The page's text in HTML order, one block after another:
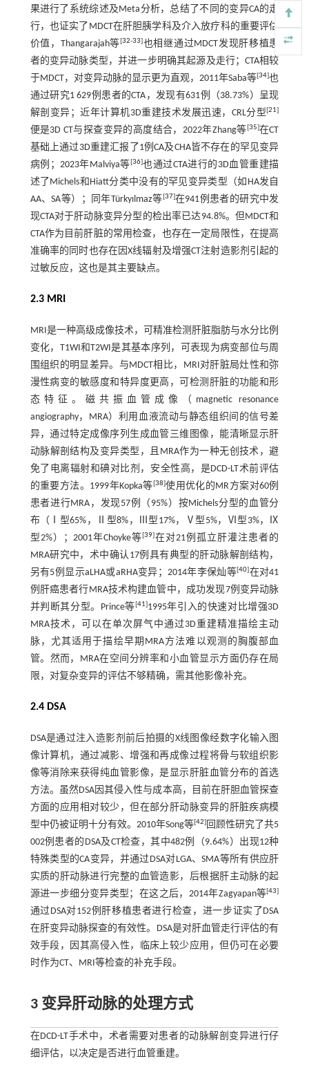
果进行了系统综述及Meta分析，总结了不同的变异CA的走
行，也证实了MDCT在肝胆胰学科及介入放疗科的重要评估
价值，Thangarajah等[32-33]也相继通过MDCT发现肝移植患
者的变异动脉类型，并进一步明确其起源及走行；CTA相较
于MDCT，对变异动脉的显示更为直观，2011年Saba等[34]也
通过研究1 629例患者的CTA，发现有631例（38.73%）呈现
解剖变异；近年计算机3D重建技术发展迅速，CRL分型[21]
便是3D CT与探查变异的高度结合，2022年Zhang等[35]在CT
基础上通过3D重建汇报了1例CA及CHA皆不存在的罕见变异
病例；2023年Malviya等[36]也通过CTA进行的3D血管重建描
述了Michels和Hiatt分类中没有的罕见变异类型（如HA发自
AA、SA等）；同年Türkyılmaz等[37]在941例患者的研究中发
现CTA对于肝动脉变异分型的检出率已达94.8%。但MDCT和
CTA作为目前肝脏的常用检查，也存在一定局限性，在提高
准确率的同时也存在因X线辐射及增强CT注射造影剂引起的
过敏反应，这也是其主要缺点。
2.3 MRI
MRI是一种高级成像技术，可精准检测肝脏脂肪与水分比例
变化，T1WI和T2WI是其基本序列，可表现为病变部位与周
围组织的明显差异。与MDCT相比，MRI对肝脏局灶性和弥
漫性病变的敏感度和特异度更高，可检测肝脏的功能和形
态特征。磁共振血管成像（magnetic resonance
angiography，MRA）利用血液流动与静态组织间的信号差
异，通过特定成像序列生成血管三维图像，能清晰显示肝
动脉解剖结构及变异类型，且MRA作为一种无创技术，避
免了电离辐射和碘对比剂，安全性高，是DCD-LT术前评估
的重要方法。1999年Kopka等[38]使用优化的MR方案对60例
患者进行MRA，发现57例（95%）按Michels分型的血管分
布（Ⅰ型65%，Ⅱ型8%，Ⅲ型17%，Ⅴ型5%，Ⅵ型3%，Ⅸ
型2%）；2001年Choyke等[39]在对21例孤立肝灌注患者的
MRA研究中，术中确认17例具有典型的肝动脉解剖结构，
另有5例显示aLHA或aRHA变异；2014年李保灿等[40]在对41
例肝癌患者行MRA技术构建血管中，成功发现7例变异动脉
并判断其分型。Prince等[41]1995年引入的快速对比增强3D
MRA技术，可以在单次屏气中通过3D重建精准描绘主动
脉，尤其适用于描绘早期MRA方法难以观测的胸腹部血
管。然而，MRA在空间分辨率和小血管显示方面仍存在局
限，对复杂变异的评估不够精确，需其他影像补充。
2.4 DSA
DSA是通过注入造影剂前后拍摄的X线图像经数字化输入图
像计算机，通过减影、增强和再成像过程将骨与软组织影
像等消除来获得纯血管影像，是显示肝脏血管分布的首选
方法。虽然DSA因其侵入性与成本高，目前在肝胆血管探查
方面的应用相对较少，但在部分肝动脉变异的肝脏疾病模
型中仍被证明十分有效。2010年Song等[42] 回顾性研究了共5
002例患者的DSA及CT检查，其中482例（9.64%）出现12种
特殊类型的CA变异，并通过DSA对LGA、SMA等所有供应肝
实质的肝动脉进行完整的血管造影，后根据肝主动脉的起
源进一步细分变异类型；在这之后，2014年Zagyapan等[43]
通过DSA对152例肝移植患者进行检查，进一步证实了DSA
在肝变异动脉探查的有效性。DSA是对肝血管走行评估的有
效手段，因其高侵入性，临床上较少应用，但仍可在必要
时作为CT、MRI等检查的补充手段。
3 变异肝动脉的处理方式
在DCD-LT手术中，术者需要对患者的动脉解剖变异进行仔
细评估，以决定是否进行血管重建。